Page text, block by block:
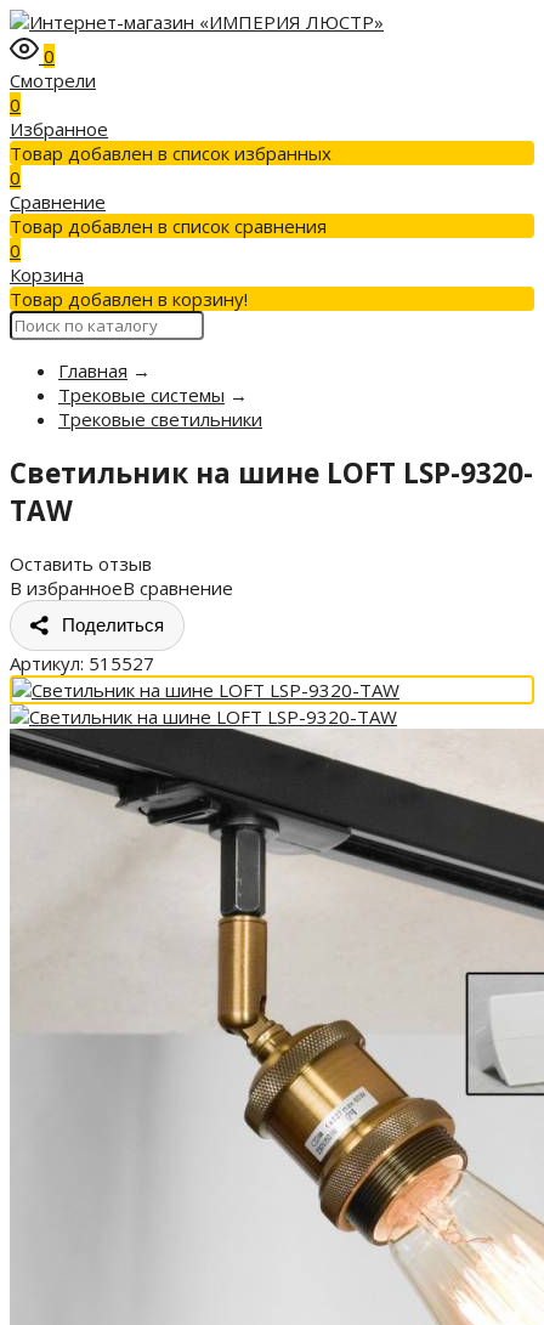
0
Смотрели
0
Избранное
Товар добавлен в список избранных
0
Сравнение
Товар добавлен в список сравнения
0
Корзина
Товар добавлен в корзину!
Главная →
Трековые системы →
Трековые светильники
Светильник на шине LOFT LSP-9320-
TAW
Оставить отзыв
В избранноеВ сравнение
Поделиться
Артикул: 515527